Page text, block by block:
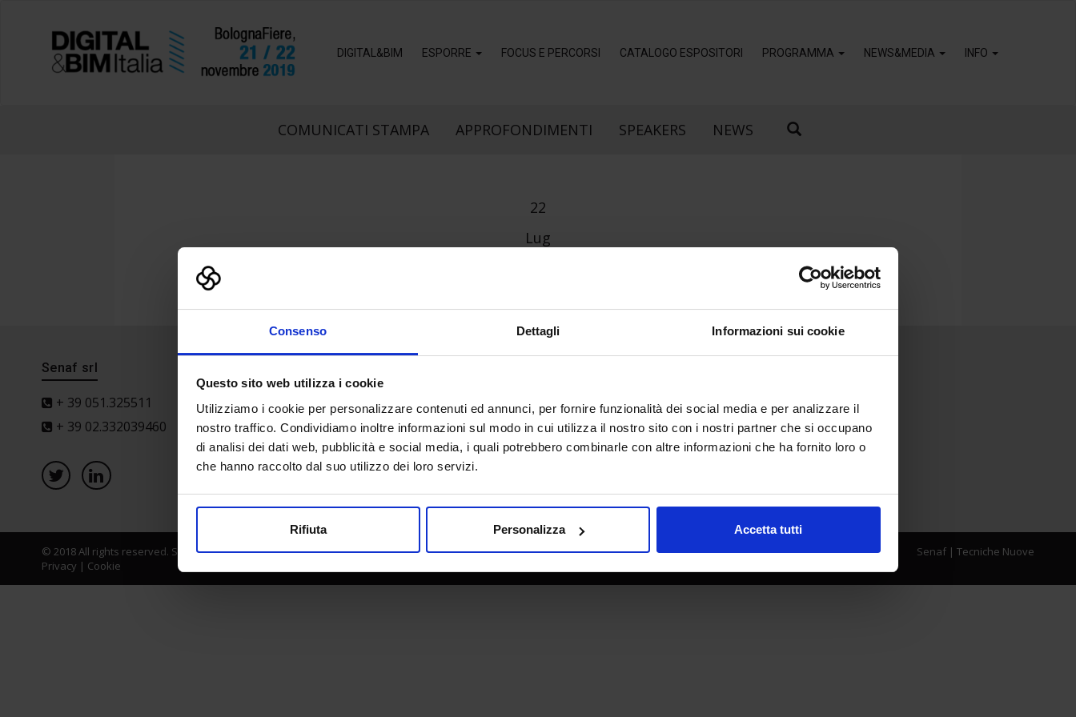
Consenso Dettagli Informazioni sui cookie
Questo sito web utilizza i cookie
Utilizziamo i cookie per personalizzare contenuti ed annunci, per fornire funzionalità dei social media e per analizzare il
nostro traffico. Condividiamo inoltre informazioni sul modo in cui utilizza il nostro sito con i nostri partner che si occupano
di analisi dei dati web, pubblicità e social media, i quali potrebbero combinarle con altre informazioni che ha fornito loro o
che hanno raccolto dal suo utilizzo dei loro servizi.
Rifiuta Personalizza Accetta tutti
DIGITAL&BIM ESPORRE FOCUS E PERCORSI CATALOGO ESPOSITORI PROGRAMMA NEWS&MEDIA INFO
COMUNICATI STAMPA APPROFONDIMENTI SPEAKERS NEWS
22
Lug
Senaf srl
+ 39 051.325511
+ 39 02.332039460
© 2018 All rights reserved. Senaf srl - Gruppo Tecniche Nuove Spa - P.IVA 06382730155 - C.F. 02213830371
Privacy | Cookie
Senaf| Tecniche Nuove